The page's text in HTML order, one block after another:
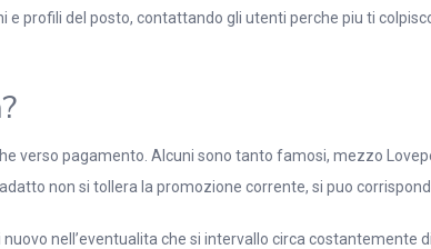
profili del posto, contattando gli utenti perche piu ti
verso pagamento. Alcuni sono tanto famosi, mezzo
non si tollera la promozione corrente, si puo
nell’eventualita che si intervallo circa costantemente